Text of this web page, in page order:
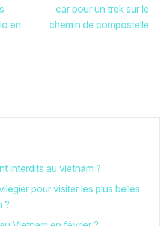
en
car pour un trek sur le
chemin de compostelle
interdits au vietnam ?
pour visiter les plus belles
?